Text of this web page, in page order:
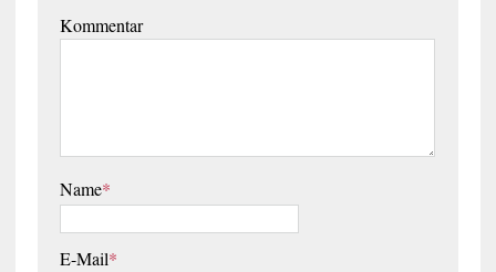
Kommentar
Name*
E-Mail*